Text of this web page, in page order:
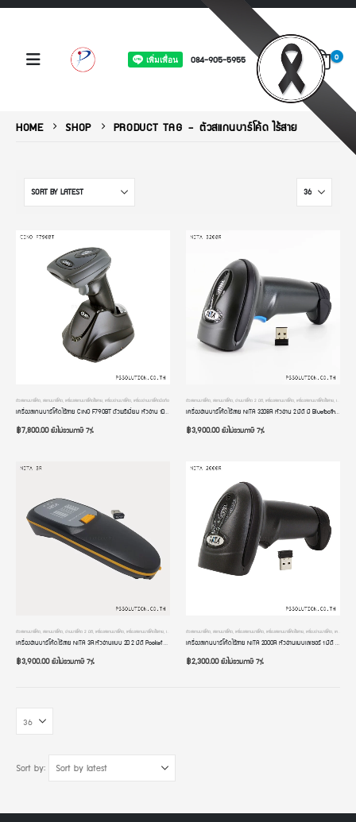
084-905-5955 0
HOME SHOP PRODUCT TAG -ตัวสแกนบาร์โค้ด ไร้สาย
ตัวสแกนบาร์โค้ด สแกนบาร์โค้ด เครื่องสแกนบาร์โค้ดไร้สาย เครื่องอ่านบาร์โค้ด เครื่องอ่านบาร์โค้ดมือถือ
เครื่องสแกนบาร์โค้ดไร้สาย CINO F790BT ตัวพรีเมี่ยม หัวอ่าน 1D CCD USB มีฐานวาง มี Bluetooth รองรับทั้ง Computer และมือถือ iOS และ Android อ่านบาร์โค้ดเร็วที่สุด ทนทาน แข็งแรง เกรดโรงงานอุตสาหกรรม ประกัน 2 ปี
฿7,800.00ยังไม่รวมภาษี 7%
ตัวสแกนบาร์โค้ด สแกนบาร์โค้ด อ่านบาร์โค้ด 2 มิติ เครื่องสแกนบาร์โค้ด เครื่องสแกนบาร์โค้ดไร้สาย เครื่องอ่านบาร์โค้ด
เครื่องอ่านบาร์โค้ดไร้สาย NITA 3208R หัวอ่าน 2 มิติ มี Bluetooth รองรับ Windows / MAC OS / iOS / Android มีโหมดสลับภาษา รับประกัน 2 ปี
฿3,900.00ยังไม่รวมภาษี 7%
ตัวสแกนบาร์โค้ด สแกนบาร์โค้ด อ่านบาร์โค้ด 2 มิติ เครื่องสแกนบาร์โค้ด เครื่องสแกนบาร์โค้ดไร้สาย เครื่องอ่านบาร์โค้ด ,เครื่องอ่านบาร์โค้ดมือถือ
เครื่องอ่านบาร์โค้ดไร้สาย NITA 3R หัวอ่านแบบ 2D 2 มิติ Pocket Barcode Scanner Bluetooth เครื่องอ่าน qr code แบบพกพา รองรับทั้งคอมพิวเตอร์ และโทรศัพท์มือถือ iOS Android การเชื่อมต่อแบบ 3 in 1
฿3,900.00ยังไม่รวมภาษี 7%
ตัวสแกนบาร์โค้ด สแกนบาร์โค้ด เครื่องสแกนบาร์โค้ด เครื่องสแกนบาร์โค้ดไร้สาย เครื่องอ่านบาร์โค้ด เครื่องอ่านบาร์โค้ดมือถือ
เครื่องสแกนบาร์โค้ดไร้สาย NITA 2000R หัวอ่านแบบเลเซอร์ 1 มิติ มี Bluetooth การเชื่อมต่อแบบ 3 in 1
฿2,300.00ยังไม่รวมภาษี 7%
Sort by: